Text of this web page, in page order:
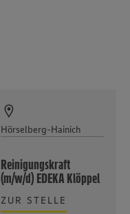
Hörselberg-Hainich
Reinigungskraft
(m/w/d) EDEKA Klöppel
ZUR STELLE